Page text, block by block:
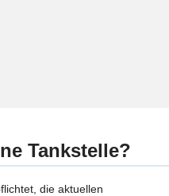
Tankstelle?
die aktuellen